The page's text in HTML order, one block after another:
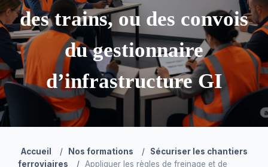
des trains, ou des convois
du gestionnaire
d’infrastructure GI
Accueil / Nos formations /
Sécuriser les chantiers
ferroviaires
/ Appliquer les règles de freinage et de